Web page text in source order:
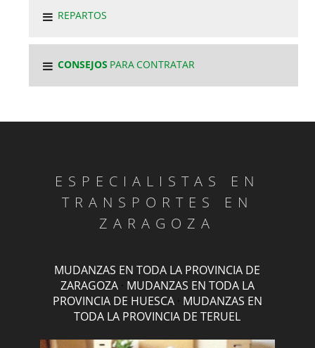
REPARTOS
CONSEJOS PARA CONTRATAR
ESPECIALISTAS EN
TRANSPORTES EN
ZARAGOZA
MUDANZAS EN TODA LA PROVINCIA DE
ZARAGOZA· MUDANZAS EN TODA LA
PROVINCIA DE HUESCA· MUDANZAS EN
TODA LA PROVINCIA DE TERUEL